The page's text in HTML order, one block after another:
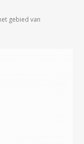
gebied van